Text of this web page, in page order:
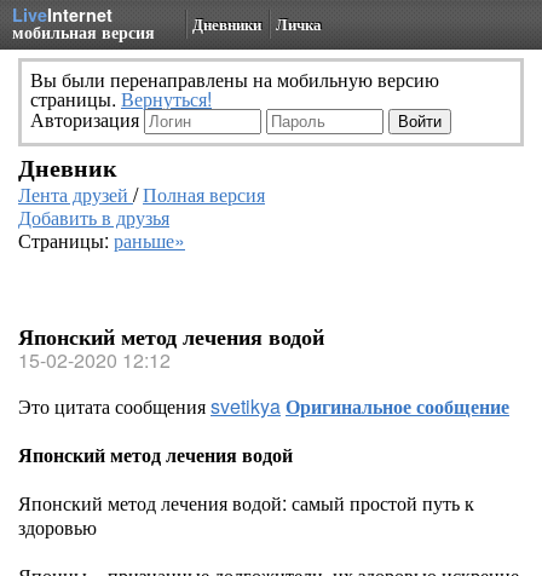
LiveInternet
мобильная версия Дневники Личка
Вы были перенаправлены на мобильную версию
страницы. Вернуться!
Авторизация
Дневник
Лента друзей /Полная версия
Добавить в друзья
Страницы: раньше»
Японский метод лечения водой
15-02-2020 12:12
Это цитата сообщенияsvetikyaОригинальное сообщение
Японский метод лечения водой
Японский метод лечения водой: самый простой путь к
здоровью